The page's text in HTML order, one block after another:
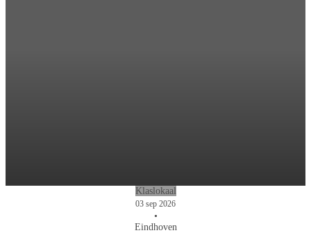
Klaslokaal
03 sep 2026
•
Eindhoven